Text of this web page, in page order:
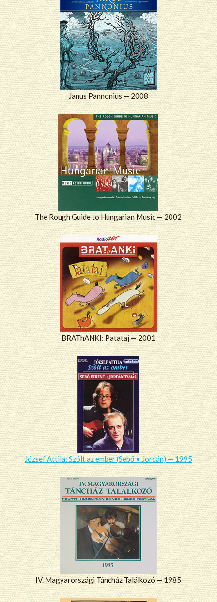
Janus Pannonius — 2008
The Rough Guide to Hungarian Music — 2002
BRAThANKI: Patataj — 2001
József Attila: Szólt az ember (Sebő • Jordán) — 1995
IV. Magyarországi Táncház Találkozó — 1985